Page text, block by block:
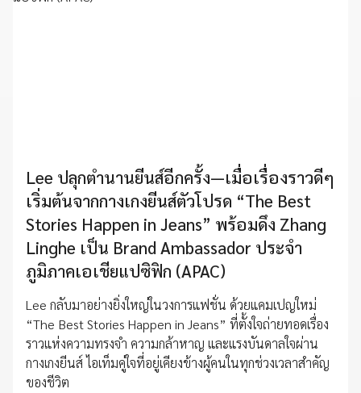
Lee ปลุกตำนานยีนส์อีกครั้ง—เมื่อเรื่องราวดีๆ
เริ่มต้นจากกางเกงยีนส์ตัวโปรด “The Best
Stories Happen in Jeans” พร้อมดึง Zhang
Linghe เป็น Brand Ambassador ประจำ
ภูมิภาคเอเชียแปซิฟิก (APAC)
Lee กลับมาอย่างยิ่งใหญ่ในวงการแฟชั่น ด้วยแคมเปญใหม่
“The Best Stories Happen in Jeans” ที่ตั้งใจถ่ายทอดเรื่อง
ราวแห่งความทรงจำ ความกล้าหาญ และแรงบันดาลใจผ่าน
กางเกงยีนส์ ไอเท็มคู่ใจที่อยู่เคียงข้างผู้คนในทุกช่วงเวลาสำคัญ
ของชีวิต